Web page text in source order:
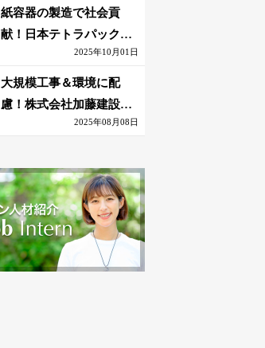
ないOK求人はある？
紙容器の製造で社会貢
献！日本テトラパック株
式会社のグローバルな環
境
2025年10月01日
大規模工事＆環境に配
慮！株式会社加藤建設の
若手が語る現場監督の働
2025年08月08日